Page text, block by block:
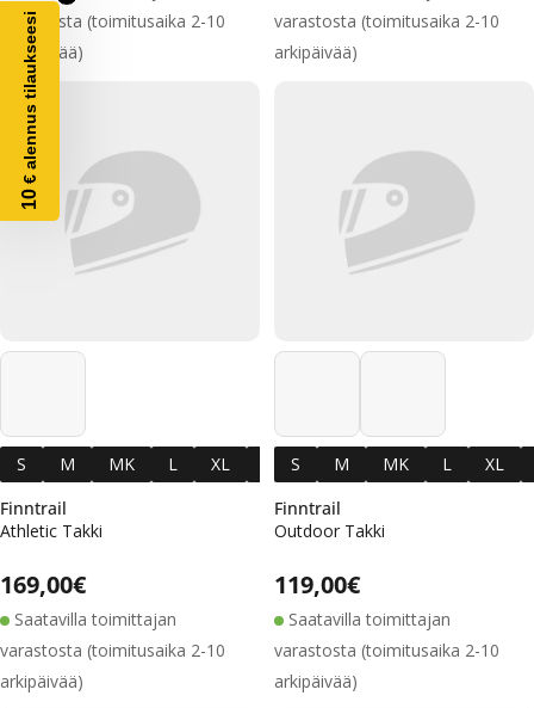
varastosta (toimitusaika 2-10
arkipäivää)
varastosta (toimitusaika 2-10
arkipäivää)
S M MK L XL XXL
XXXL
Finntrail
Athletic Takki
Normaalihinta
169,00€
Saatavilla toimittajan
varastosta (toimitusaika 2-10
arkipäivää)
S M MK L
XL
Finntrail
Outdoor Takki
Normaalihinta
119,00€
Saatavilla toimittajan
varastosta (toimitusaika 2-10
arkipäivää)
10
€ alennus tilaukseesi